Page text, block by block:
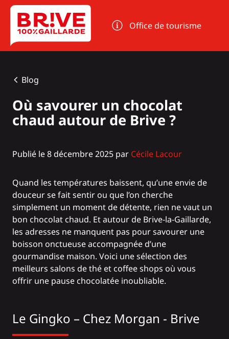
Panneau de gestion des cookies
Office de tourisme
Blog
Où savourer un chocolat
chaud autour de Brive ?
Publié le 8 décembre 2025 par Cécile Lacour
Quand les températures baissent, qu’une envie de
douceur se fait sentir ou que l’on cherche
simplement un moment de détente, rien ne vaut un
bon chocolat chaud. Et autour de Brive-la-Gaillarde,
les adresses ne manquent pas pour savourer une
boisson onctueuse accompagnée d’une
gourmandise maison. Voici une sélection des
meilleurs salons de thé et coffee shops où vous
offrir une pause chocolatée inoubliable.
Le Gingko – Chez Morgan - Brive